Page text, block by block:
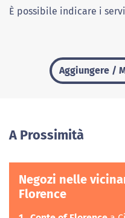
È possibile indicare i
Aggiungere /
A Prossimità
Negozi nelle
Florence